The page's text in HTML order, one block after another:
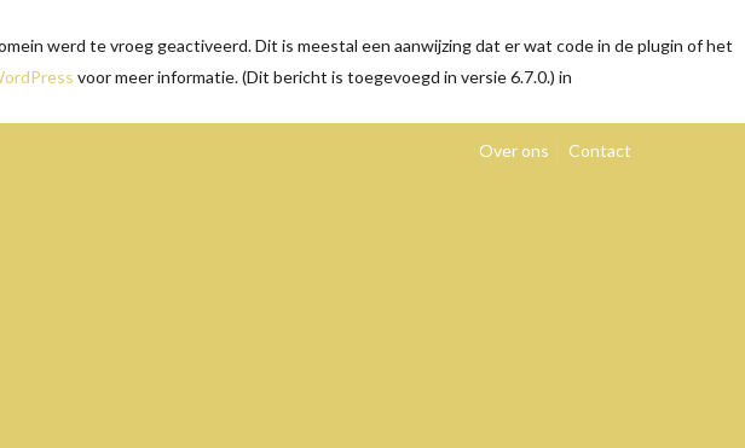
werd te vroeg geactiveerd. Dit is meestal een aanwijzing dat er wat code in de plugin of het
voor meer informatie. (Dit bericht is toegevoegd in versie 6.7.0.) in
Over ons Contact